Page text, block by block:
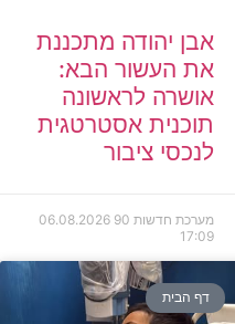
אבן יהודה מתכננת
את העשור הבא:
אושרה לראשונה
תוכנית אסטרטגית
לנכסי ציבור
מערכת חדשות 90
06.08.2026
17:09
דף הבית